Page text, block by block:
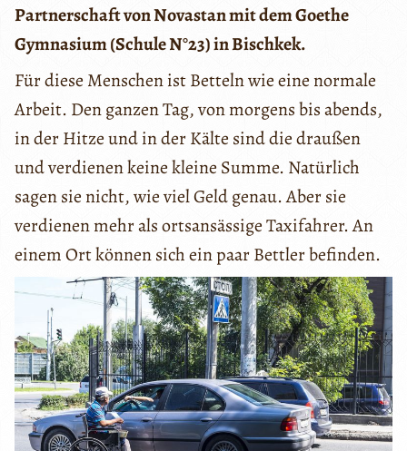
Partnerschaft von Novastan mit dem Goethe
Gymnasium (Schule N°23) in Bischkek.
Für diese Menschen ist Betteln wie eine normale
Arbeit. Den ganzen Tag, von morgens bis abends,
in der Hitze und in der Kälte sind die draußen
und verdienen keine kleine Summe. Natürlich
sagen sie nicht, wie viel Geld genau. Aber sie
verdienen mehr als ortsansässige Taxifahrer. An
einem Ort können sich ein paar Bettler befinden.